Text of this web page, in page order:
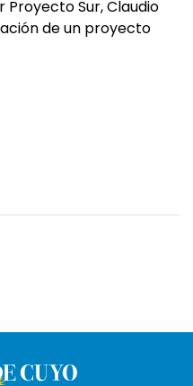
Sur, Claudio
de un proyecto